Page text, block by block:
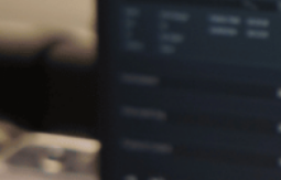
Faq
Área de